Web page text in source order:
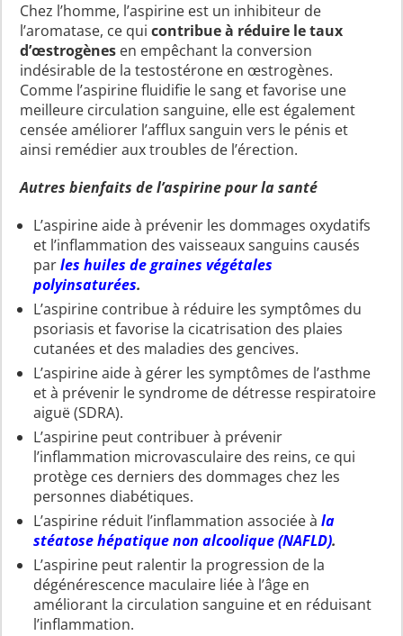
Chez l’homme, l’aspirine est un inhibiteur de
l’aromatase, ce quicontribue à réduire le taux
d’œstrogènes en empêchant la conversion
indésirable de la testostérone en œstrogènes.
Comme l’aspirine fluidifie le sang et favorise une
meilleure circulation sanguine, elle est également
censée améliorer l’afflux sanguin vers le pénis et
ainsi remédier aux troubles de l’érection.
Autres bienfaits de l’aspirine pour la santé
L’aspirine aide à prévenir les dommages oxydatifs
et l’inflammation des vaisseaux sanguins causés
parles huiles de graines végétales
polyinsaturées.
L’aspirine contribue à réduire les symptômes du
psoriasis et favorise la cicatrisation des plaies
cutanées et des maladies des gencives.
L’aspirine aide à gérer les symptômes de l’asthme
et à prévenir le syndrome de détresse respiratoire
aiguë (SDRA).
L’aspirine peut contribuer à prévenir
l’inflammation microvasculaire des reins, ce qui
protège ces derniers des dommages chez les
personnes diabétiques.
L’aspirine réduit l’inflammation associée àla
stéatose hépatique non alcoolique (NAFLD).
L’aspirine peut ralentir la progression de la
dégénérescence maculaire liée à l’âge en
améliorant la circulation sanguine et en réduisant
l’inflammation.